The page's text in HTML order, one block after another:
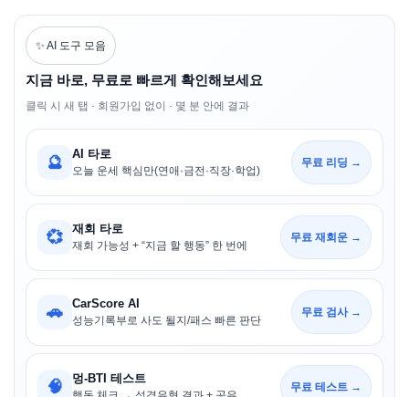
✨ AI 도구 모음
지금 바로, 무료로 빠르게 확인해보세요
클릭 시 새 탭 · 회원가입 없이 · 몇 분 안에 결과
🔮 AI 타로
오늘 운세 핵심만(연애·금전·직장·학업)
무료 리딩 →
💞 재회 타로
재회 가능성 + “지금 할 행동” 한 번에
무료 재회운 →
🚗 CarScore AI
성능기록부로 사도 될지/패스 빠른 판단
무료 검사 →
🧠 멍-BTI 테스트
무료 테스트 →